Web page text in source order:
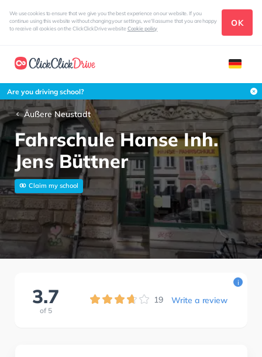
We use cookies to ensure that we give you the best experience on our website. If you
continue using this website without changing your settings, we'll assume that you are happy
to receive all cookies on the ClickClickDrive websiteCookie policy
OK
Are you driving school?
Äußere Neustadt
Fahrschule Hanse Inh.
Jens Büttner
Claim my school
3.7
of 5
19 Write a review
i